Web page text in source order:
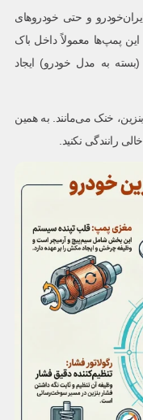
و حتی خودروهای
پمپ‌ها معمولاً داخل باک
نصب می‌شوند و فشاری بین ۳۰ تا ۸۰ PSI (بسته به مدل خودرو) ایجاد
خنک می‌مانند. به همین
رانندگی نکنید.